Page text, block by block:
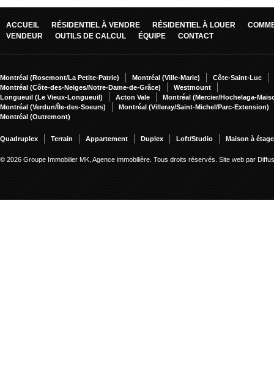
ACCUEIL RÉSIDENTIEL À VENDRE RÉSIDENTIEL À LOUER
VENDEUR
OUTILS DE CALCUL ÉQUIPE CONTACT
Montréal (Rosemont/La Petite-Patrie) Montréal (Ville-Marie)
Côte-Saint-Luc
Montréal (Côte-des-Neiges/Notre-Dame-de-Grâce)
Westmount
Longueuil (Le Vieux-Longueuil)
Acton Vale
Montréal (Mercier/Hochelaga-
Montréal (Verdun/Île-des-Soeurs)
Montréal (Villeray/Saint-Michel/Parc-Extension)
Montréal (Outremont)
Quadruplex Terrain Appartement Duplex Loft/Studio Maison à
© 2026 Groupe Immobilier MK, Agence immobilière. Tous droits réservés. Site web par